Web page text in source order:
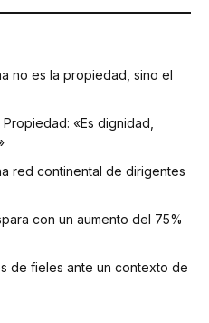
no es la propiedad, sino el
«Es dignidad,
red continental de dirigentes
con un aumento del 75%
de fieles ante un contexto de